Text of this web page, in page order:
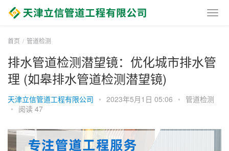
首页 管道检测
排水管道检测潜望镜：优化城市排水管
理 (如皋排水管道检测潜望镜)
天津立信管道工程有限公司 • 2023年5月1日 05:06 • 管道检测
• 阅读 47